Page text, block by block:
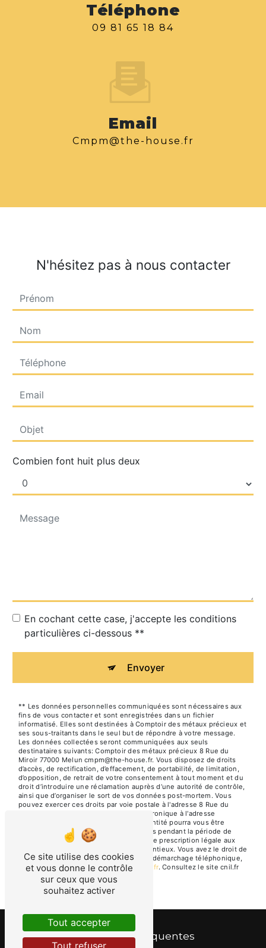
Téléphone
09 81 65 18 84
Email
cmpm@the-house.fr
N'hésitez pas à nous contacter
Combien font huit plus deux
En cochant cette case, j'accepte les conditions
particulières ci-dessous **
Envoyer
** Les données personnelles communiquées sont nécessaires aux
fins de vous contacter et sont enregistrées dans un fichier
informatisé. Elles sont destinées à Comptoir des métaux précieux et
ses sous-traitants dans le seul but de répondre à votre message.
Les données collectées seront communiquées aux seuls
destinataires suivants: Comptoir des métaux précieux 8 Rue du
Miroir 77000 Melun cmpm@the-house.fr. Vous disposez de droits
d’accès, de rectification, d’effacement, de portabilité, de limitation,
d’opposition, de retrait de votre consentement à tout moment et du
droit d’introduire une réclamation auprès d’une autorité de contrôle,
ainsi que d’organiser le sort de vos données post-mortem. Vous
pouvez exercer ces droits par voie postale à l'adresse 8 Rue du
Miroir 77000 Melun ou par courrier électronique à l'adresse
cmpm@the-house.fr. Un justificatif d'identité pourra vous être
demandé. Nous conservons vos données pendant la période de
prise de contact puis pendant la durée de prescription légale aux
fins probatoires et de gestion des contentieux. Vous avez le droit de
vous inscrire sur la liste d'opposition au démarchage téléphonique,
disponible à cette adresse: Bloctel.gouv.fr. Consultez le site cnil.fr
pour plus d’informations sur vos droits.
Recherches fréquentes
Ce site utilise des cookies
et vous donne le contrôle
sur ceux que vous
souhaitez activer
Tout accepter
Tout refuser